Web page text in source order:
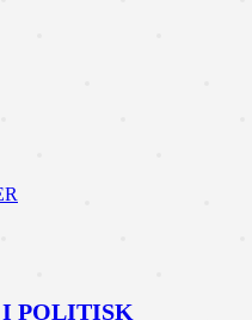
POLITISK